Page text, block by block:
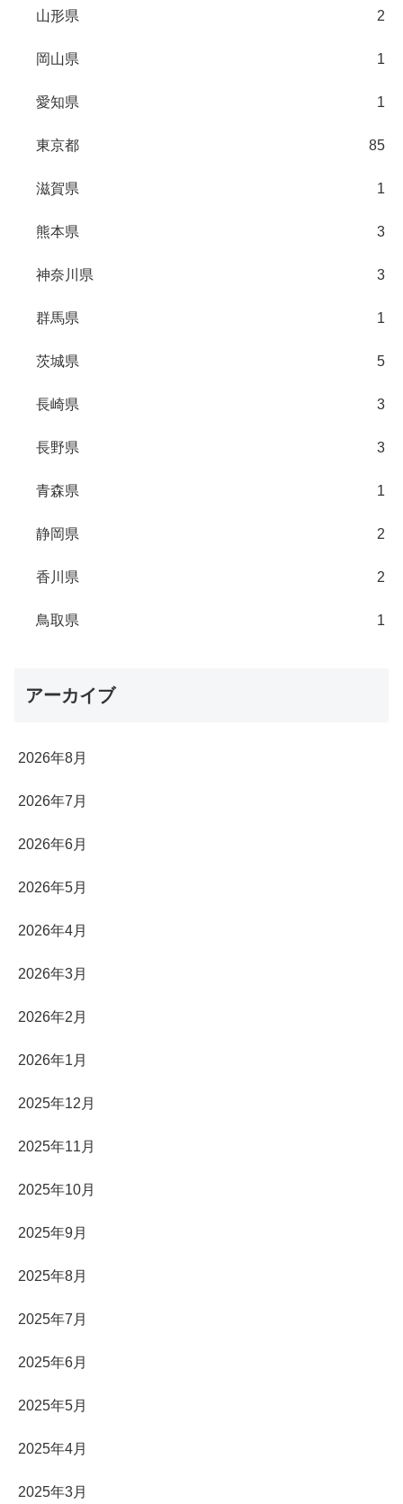
山形県 2
岡山県 1
愛知県 1
東京都 85
滋賀県 1
熊本県 3
神奈川県 3
群馬県 1
茨城県 5
長崎県 3
長野県 3
青森県 1
静岡県 2
香川県 2
鳥取県 1
アーカイブ
2026年8月
2026年7月
2026年6月
2026年5月
2026年4月
2026年3月
2026年2月
2026年1月
2025年12月
2025年11月
2025年10月
2025年9月
2025年8月
2025年7月
2025年6月
2025年5月
2025年4月
2025年3月